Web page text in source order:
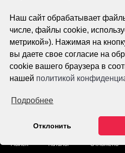
Наш сайт обрабатывает
числе, файлы cookie,
метрикой»). Нажимая на
вы даете свое согласие на
cookie вашего браузера в
нашей политикой
Подробнее
Отклонить
Поиск Каталог Отложено